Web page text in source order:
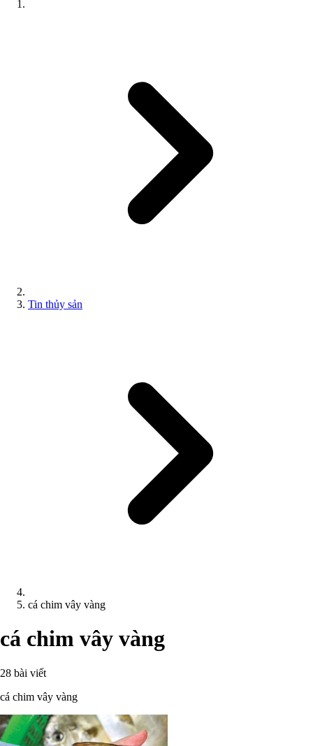
Tin thủy sản
cá chim vây vàng
cá chim vây vàng
28 bài viết
cá chim vây vàng